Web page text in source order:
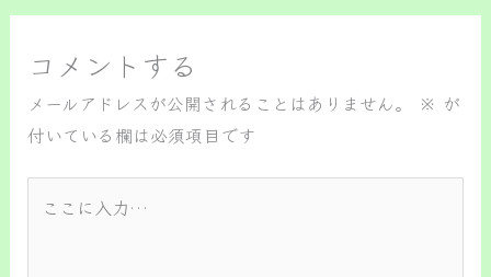
コメントする
メールアドレスが公開されることはありません。 ※ が
付いている欄は必須項目です